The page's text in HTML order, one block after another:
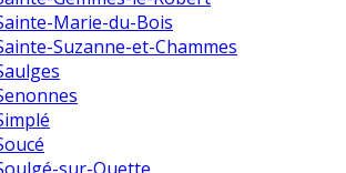
Marie-du-Bois
Suzanne-et-Chammes